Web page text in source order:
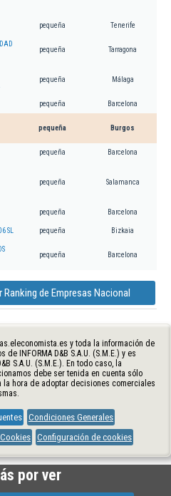
pequeña Tenerife
pequeña Tarragona
pequeña Málaga
pequeña Barcelona
pequeña Burgos
pequeña Barcelona
pequeña Salamanca
pequeña Barcelona
SL pequeña Bizkaia
pequeña Barcelona
Ranking de Empresas Nacional
y toda la información de
INFORMA D&B S.A.U. (S.M.E.) y es
S.A.U. (S.M.E.). En todo caso, la
debe ser tenida en cuenta sólo
la hora de adoptar decisiones comerciales
Condiciones Generales
Configuración de cookies
por ver